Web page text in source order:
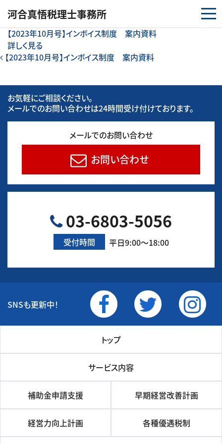
河合真悟税理⼠事務所
【2023年10月号】インボイス制度 案内資料
詳しく見る
投稿ナビゲーション
【2023年10月号】インボイス制度 案内資料
お気軽にご相談ください。
メールでのお問い合わせは24時間受け付けております。
メールでのお問い合わせ
お問い合わせ
03-6803-5056
受付時間 平日9:00～18:00
SNSも更新中！
トップ
サービス内容
補助金申請支援 早期経営改善計画
経営力向上計画 各種優遇税制